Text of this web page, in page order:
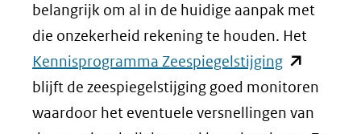
belangrijk om al in de huidige aanpak met
die onzekerheid rekening te houden. Het
Kennisprogramma Zeespiegelstijging(opent
in
nieuw
blijft de zeespiegelstijging goed monitoren
waardoor het eventuele versnellingen van